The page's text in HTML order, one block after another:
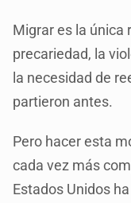
Migrar es la única
precariedad, la
la necesidad de
partieron antes.
Pero hacer esta
cada vez más
Estados Unidos